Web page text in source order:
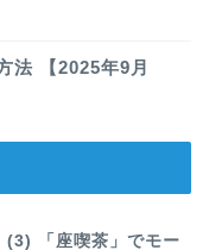
法 【2025年9月
(3) 「座喫茶」でモー